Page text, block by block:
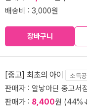
배송비 : 3,000원
장바구니
[중고] 최초의 아이 소득
판매자 : 알낳아딘 중고서
판매가 : 8,400원